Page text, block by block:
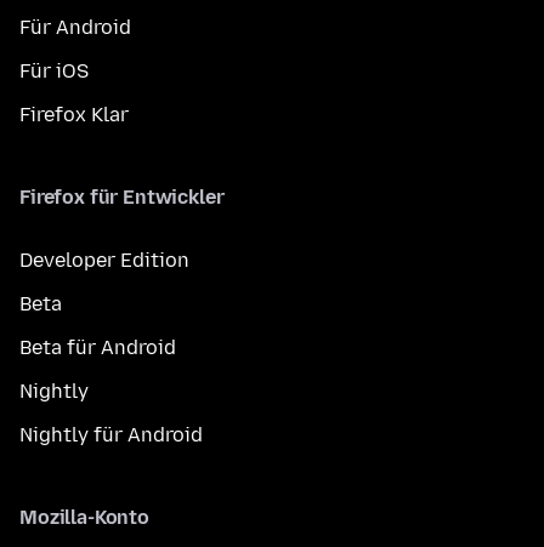
Für Android
Für iOS
Firefox Klar
Firefox für Entwickler
Developer Edition
Beta
Beta für Android
Nightly
Nightly für Android
Mozilla-Konto